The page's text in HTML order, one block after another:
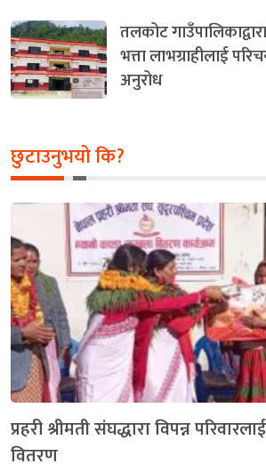
तलकोट
भत्ता लाभग्राहीलाई
अनुरोध
छुटाउनुभयो कि?
प्रहरी श्रीमती संघद्धारा विपन्न
वितरण